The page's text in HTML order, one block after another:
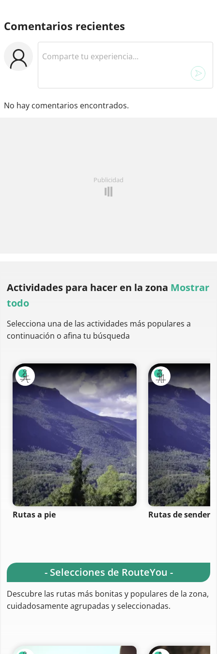
Comentarios recientes
No hay comentarios encontrados.
Publicidad
Actividades para hacer en la zona Mostrar
todo
Selecciona una de las actividades más populares a
continuación o afina tu búsqueda
Rutas a pie Rutas de
- Selecciones de RouteYou -
Descubre las rutas más bonitas y populares de la zona,
cuidadosamente agrupadas y seleccionadas.